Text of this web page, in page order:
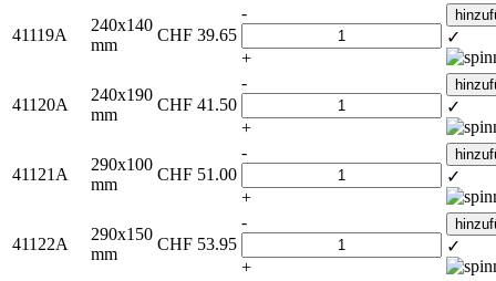
41119A
240x140
mm
CHF 39.65
-
+
✓
41120A
240x190
mm
CHF 41.50
-
+
✓
41121A
290x100
mm
CHF 51.00
-
+
✓
41122A
290x150
mm
CHF 53.95
-
+
✓